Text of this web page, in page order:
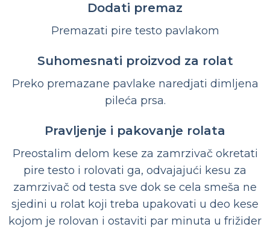
Dodati premaz
Premazati pire testo pavlakom
Suhomesnati proizvod za rolat
Preko premazane pavlake naredjati dimljena
pileća prsa.
Pravljenje i pakovanje rolata
Preostalim delom kese za zamrzivač okretati
pire testo i rolovati ga, odvajajući kesu za
zamrzivač od testa sve dok se cela smeša ne
sjedini u rolat koji treba upakovati u deo kese
kojom je rolovan i ostaviti par minuta u frižider